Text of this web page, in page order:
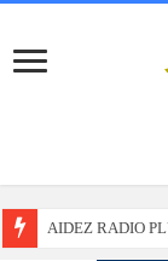
AIDEZ RADIO